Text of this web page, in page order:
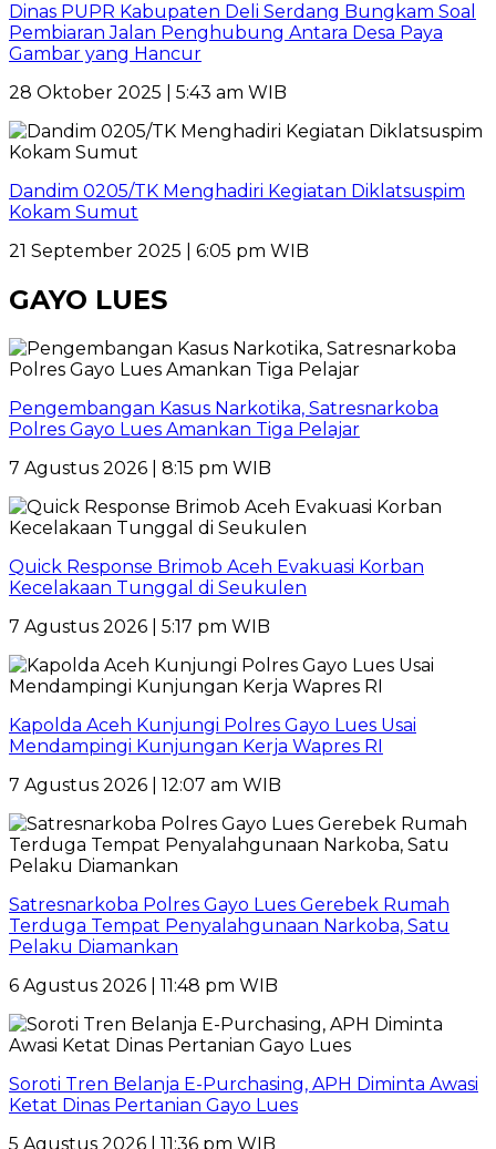
Dinas PUPR Kabupaten Deli Serdang Bungkam Soal
Pembiaran Jalan Penghubung Antara Desa Paya
Gambar yang Hancur
28 Oktober 2025 | 5:43 am WIB
Dandim 0205/TK Menghadiri Kegiatan Diklatsuspim
Kokam Sumut
21 September 2025 | 6:05 pm WIB
GAYO LUES
Pengembangan Kasus Narkotika, Satresnarkoba
Polres Gayo Lues Amankan Tiga Pelajar
7 Agustus 2026 | 8:15 pm WIB
Quick Response Brimob Aceh Evakuasi Korban
Kecelakaan Tunggal di Seukulen
7 Agustus 2026 | 5:17 pm WIB
Kapolda Aceh Kunjungi Polres Gayo Lues Usai
Mendampingi Kunjungan Kerja Wapres RI
7 Agustus 2026 | 12:07 am WIB
Satresnarkoba Polres Gayo Lues Gerebek Rumah
Terduga Tempat Penyalahgunaan Narkoba, Satu
Pelaku Diamankan
6 Agustus 2026 | 11:48 pm WIB
Soroti Tren Belanja E-Purchasing, APH Diminta Awasi
Ketat Dinas Pertanian Gayo Lues
5 Agustus 2026 | 11:36 pm WIB